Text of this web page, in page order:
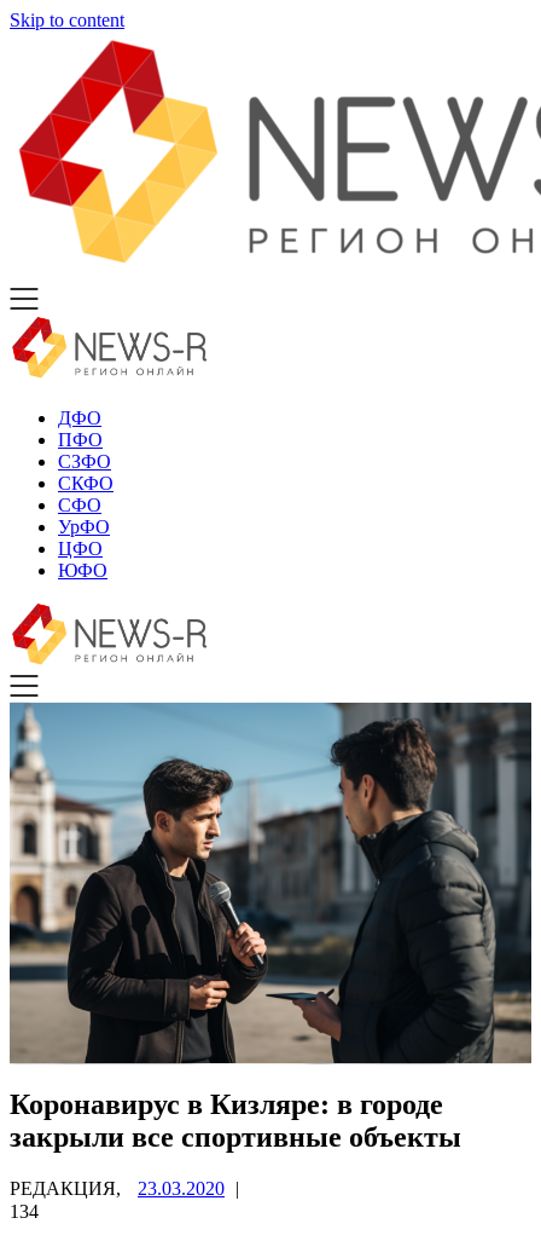
Skip to content
ДФО
ПФО
СЗФО
СКФО
СФО
УрФО
ЦФО
ЮФО
Коронавирус в Кизляре: в городе
закрыли все спортивные объекты
РЕДАКЦИЯ, 23.03.2020 |
134